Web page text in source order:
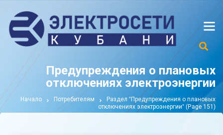
Предупреждения о плановых
отключениях электроэнергии
Начало Потребителям
Раздел "Предупреждения о плановых
отключениях электроэнергии" (Page 151)